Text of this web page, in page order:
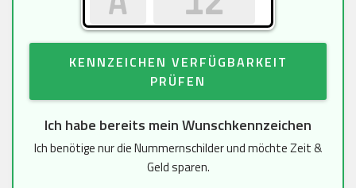
KENNZEICHEN VERFÜGBARKEIT
PRÜFEN
Ich habe bereits mein Wunschkennzeichen
Ich benötige nur die Nummernschilder und möchte Zeit &
Geld sparen.